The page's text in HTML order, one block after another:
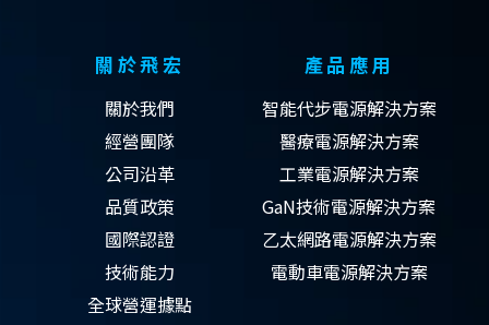
關於飛宏
關於我們
經營團隊
公司沿革
品質政策
國際認證
技術能力
全球營運據點
產品應用
智能代步電源解決方案
醫療電源解決方案
工業電源解決方案
GaN技術電源解決方案
乙太網路電源解決方案
電動車電源解決方案